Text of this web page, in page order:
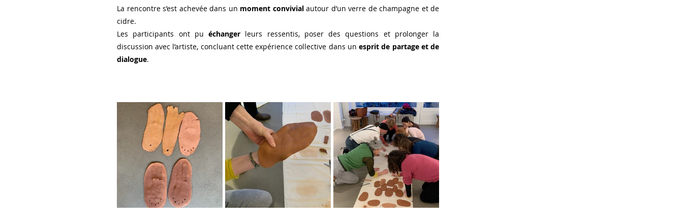
La rencontre s’est achevée dans un moment convivial autour d’un verre de champagne et de
cidre.
Les participants ont pu échanger leurs ressentis, poser des questions et prolonger la
discussion avec l’artiste, concluant cette expérience collective dans un esprit de partage et de
dialogue.